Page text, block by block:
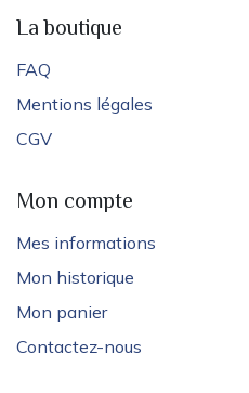
La boutique
FAQ
Mentions légales
CGV
Mon compte
Mes informations
Mon historique
Mon panier
Contactez-nous